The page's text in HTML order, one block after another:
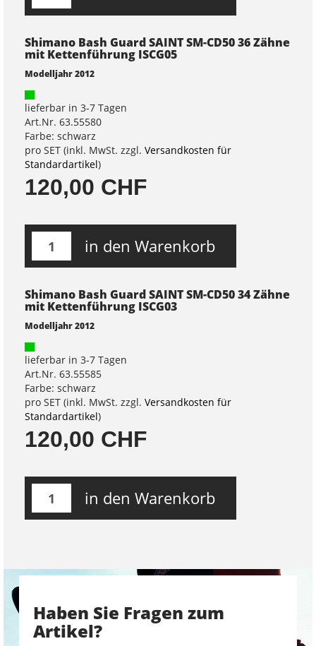
Shimano Bash Guard SAINT SM-CD50 36 Zähne
mit Kettenführung ISCG05
Modelljahr 2012
lieferbar in 3-7 Tagen
Art.Nr. 63.55580
Farbe: schwarz
pro SET (inkl. MwSt. zzgl. Versandkosten für
Standardartikel)
120,00 CHF
in den Warenkorb
Shimano Bash Guard SAINT SM-CD50 34 Zähne
mit Kettenführung ISCG03
Modelljahr 2012
lieferbar in 3-7 Tagen
Art.Nr. 63.55585
Farbe: schwarz
pro SET (inkl. MwSt. zzgl. Versandkosten für
Standardartikel)
120,00 CHF
in den Warenkorb
Haben Sie Fragen zum
Artikel?